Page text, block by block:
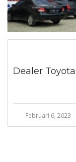
Dealer
Februari 6, 2023